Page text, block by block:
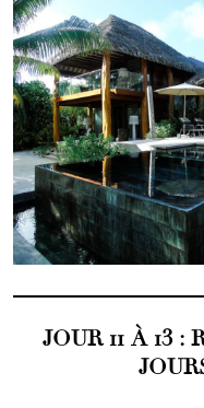
JOUR 11 À 13 :